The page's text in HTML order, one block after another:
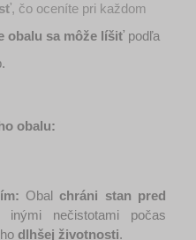
, čo oceníte pri každom
obalu sa môže líšiť podľa
obalu:
Obal chráni stan pred
nečistotami počas
dlhšej životnosti.​